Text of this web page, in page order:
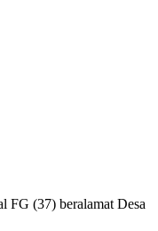
FG (37) beralamat Desa